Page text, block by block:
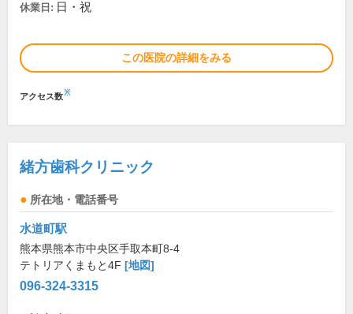
休業日: 日・祝
この医院の詳細をみる
アクセス数※
緒方歯科クリニック
所在地・電話番号
水道町駅
熊本県熊本市中央区手取本町8-4
テトリアくまもと4F [地図]
096-324-3315